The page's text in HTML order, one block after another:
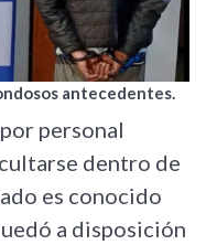
antecedentes.
personal
dentro de
es conocido
a disposición